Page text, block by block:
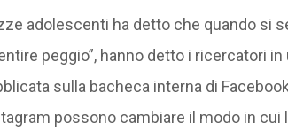
adolescenti ha detto che quando si
peggio”, hanno detto i ricercatori
sulla bacheca interna di
possono cambiare il modo in cui